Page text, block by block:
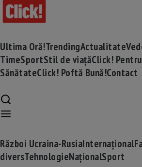
Ultima Oră!TrendingActualitate
TimeSportStil de viațăClick!
SănătateClick! Poftă Bună!Contact
Război Ucraina-RusiaInternațional
diversTehnologieNaționalSport